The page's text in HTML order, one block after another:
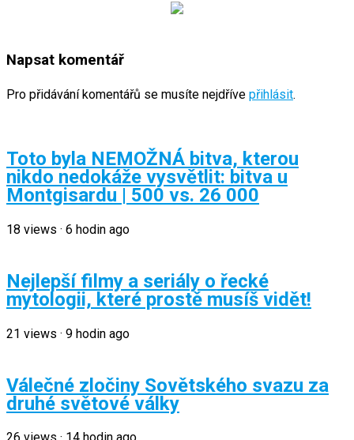
Napsat komentář
Pro přidávání komentářů se musíte nejdříve přihlásit.
Toto byla NEMOŽNÁ bitva, kterou
nikdo nedokáže vysvětlit: bitva u
Montgisardu | 500 vs. 26 000
18 views · 6 hodin ago
Nejlepší filmy a seriály o řecké
mytologii, které prostě musíš vidět!
21 views · 9 hodin ago
Válečné zločiny Sovětského svazu za
druhé světové války